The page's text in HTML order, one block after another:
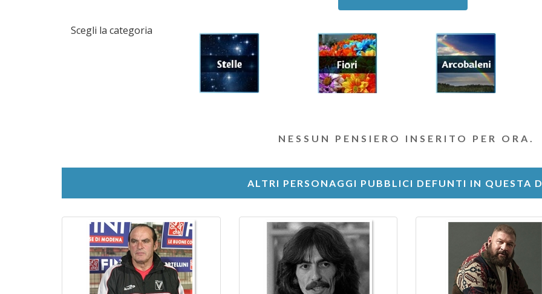
Scegli la categoria
NESSUN PENSIERO INSERITO PER ORA.
ALTRI PERSONAGGI PUBBLICI DEFUNTI IN QUESTA